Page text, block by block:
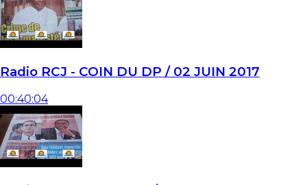
Radio RCJ - COIN DU DP / 02 JUIN 2017
00:40:04